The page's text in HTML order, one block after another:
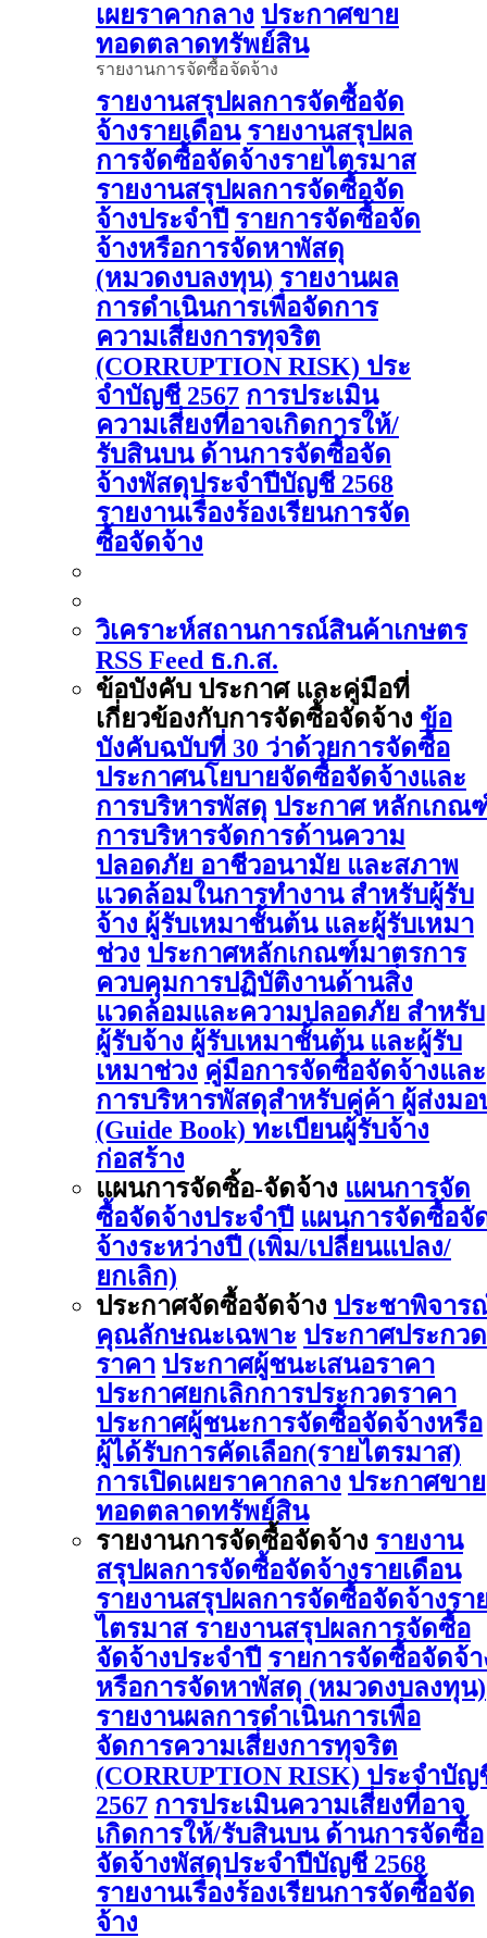
เผยราคากลาง ประกาศขาย
ทอดตลาดทรัพย์สิน
รายงานการจัดซื้อจัดจ้าง
รายงานสรุปผลการจัดซื้อจัด
จ้างรายเดือน รายงานสรุปผล
การจัดซื้อจัดจ้างรายไตรมาส
รายงานสรุปผลการจัดซื้อจัด
จ้างประจำปี รายการจัดซื้อจัด
จ้างหรือการจัดหาพัสดุ
(หมวดงบลงทุน) รายงานผล
การดําเนินการเพื่อจัดการ
ความเสี่ยงการทุจริต
(CORRUPTION RISK) ประ
จําบัญชี 2567 การประเมิน
ความเสี่ยงที่อาจเกิดการให้/
รับสินบน ด้านการจัดซื้อจัด
จ้างพัสดุประจําปีบัญชี 2568
รายงานเรื่องร้องเรียนการจัด
ซื้อจัดจ้าง
วิเคราะห์สถานการณ์สินค้าเกษตร
RSS Feed ธ.ก.ส.
ข้อบังคับ ประกาศ และคู่มือที่
เกี่ยวข้องกับการจัดซื้อจัดจ้าง ข้อ
บังคับฉบับที่ 30 ว่าด้วยการจัดซื้อ
ประกาศนโยบายจัดซื้อจัดจ้างและ
การบริหารพัสดุ ประกาศ หลักเกณ
การบริหารจัดการด้านความ
ปลอดภัย อาชีวอนามัย และสภาพ
แวดล้อมในการทำงาน สำหรับผู้รับ
จ้าง ผู้รับเหมาชั้นต้น และผู้รับเหมา
ช่วง ประกาศหลักเกณฑ์มาตรการ
ควบคุมการปฏิบัติงานด้านสิ่ง
แวดล้อมและความปลอดภัย สำหรับ
ผู้รับจ้าง ผู้รับเหมาชั้นต้น และผู้รับ
เหมาช่วง คู่มือการจัดซื้อจัดจ้างและ
การบริหารพัสดุสำหรับคู่ค้า ผู้ส่งมอ
(Guide Book) ทะเบียนผู้รับจ้าง
ก่อสร้าง
แผนการจัดซิ้อ-จัดจ้าง แผนการจัด
ซื้อจัดจ้างประจำปี แผนการจัดซื้อจั
จ้างระหว่างปี (เพิ่ม/เปลี่ยนแปลง/
ยกเลิก)
ประกาศจัดซื้อจัดจ้าง ประชาพิจาร
คุณลักษณะเฉพาะ ประกาศประกวด
ราคา ประกาศผู้ชนะเสนอราคา
ประกาศยกเลิกการประกวดราคา
ประกาศผู้ชนะการจัดซื้อจัดจ้างหรือ
ผู้ได้รับการคัดเลือก(รายไตรมาส)
การเปิดเผยราคากลาง ประกาศขาย
ทอดตลาดทรัพย์สิน
รายงานการจัดซื้อจัดจ้าง รายงาน
สรุปผลการจัดซื้อจัดจ้างรายเดือน
รายงานสรุปผลการจัดซื้อจัดจ้างรา
ไตรมาส รายงานสรุปผลการจัดซื้อ
จัดจ้างประจำปี รายการจัดซื้อจัดจ้า
หรือการจัดหาพัสดุ (หมวดงบลงทุน)
รายงานผลการดําเนินการเพื่อ
จัดการความเสี่ยงการทุจริต
(CORRUPTION RISK) ประจําบัญ
2567 การประเมินความเสี่ยงที่อาจ
เกิดการให้/รับสินบน ด้านการจัดซื้อ
จัดจ้างพัสดุประจําปีบัญชี 2568
รายงานเรื่องร้องเรียนการจัดซื้อจัด
จ้าง